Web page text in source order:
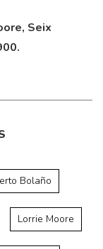
Seix
Bolaño
Lorrie Moore